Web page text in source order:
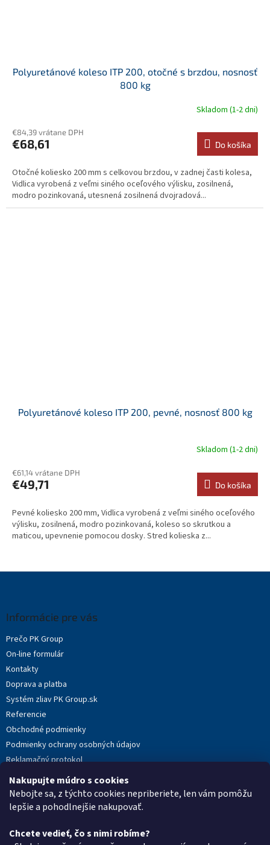
Nakupujte múdro s cookies
Nebojte sa, z týchto cookies nepriberiete, len vám pomôžu
lepšie a pohodlnejšie nakupovať.
Chcete vedieť, čo s nimi robíme?
Polyuretánové koleso ITP 200, otočné s brzdou, nosnosť
800 kg
Skladom (1-2 dni)
€84,39 vrátane DPH
€68,61 Do košíka
Otočné koliesko 200 mm s celkovou brzdou, v zadnej časti kolesa,
Vidlica vyrobená z veľmi siného oceľového výlisku, zosilnená,
modro pozinkovaná, utesnená zosilnená dvojradová...
Polyuretánové koleso ITP 200, pevné, nosnosť 800 kg
Skladom (1-2 dni)
€61,14 vrátane DPH
€49,71 Do košíka
Pevné koliesko 200 mm, Vidlica vyrobená z veľmi siného oceľového
výlisku, zosilnená, modro pozinkovaná, koleso so skrutkou a
maticou, upevnenie pomocou dosky. Stred kolieska z...
Informácie pre vás
Prečo PK Group
On-line formulár
Kontakty
Doprava a platba
Systém zliav PK Group.sk
Referencie
Obchodné podmienky
Podmienky ochrany osobných údajov
Reklamačný protokol
Novinky
Moja objednávka
Kontakt